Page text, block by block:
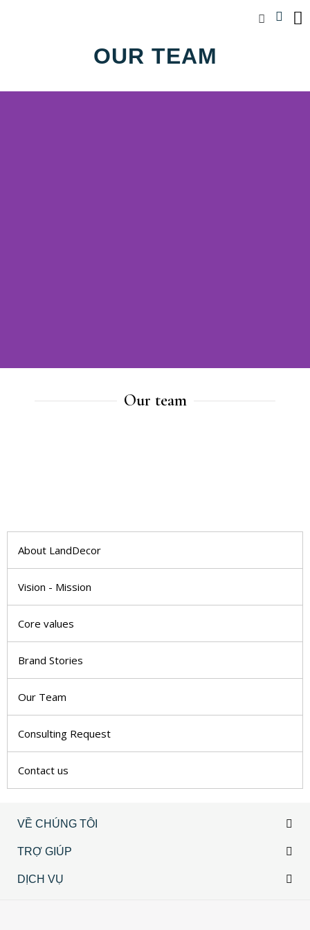
OUR TEAM
About LandDecor
Vision - Mission
Core values
Brand Stories
Our Team
Consulting Request
Contact us
Our team
VỀ CHÚNG TÔI
TRỢ GIÚP
DỊCH VỤ